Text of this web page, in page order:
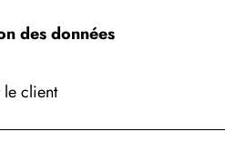
des données
le client